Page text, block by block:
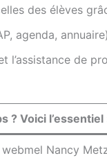
des élèves
agenda,
l’assistance de
? Voici l’essentiel
Nancy